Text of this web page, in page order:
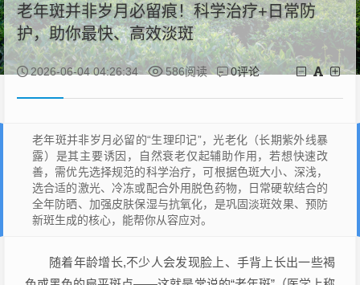
老年斑并非岁月必留痕！科学治疗+日常防
护，助你最快、高效淡斑
2026-06-04 04:26:34 586阅读 0评论
老年斑并非岁月必留的“生理印记”，光老化（长期紫外线暴
露）是其主要诱因，自然衰老仅起辅助作用，若想快速改
善，需优先选择规范的科学治疗，可根据色斑大小、深浅，
选合适的激光、冷冻或配合外用脱色药物，日常硬软结合的
全年防晒、加强皮肤保湿与抗氧化，是巩固淡斑效果、预防
新斑生成的核心，能帮你从容应对。
随着年龄增长,不少人会发现脸上、手背上长出一些褐